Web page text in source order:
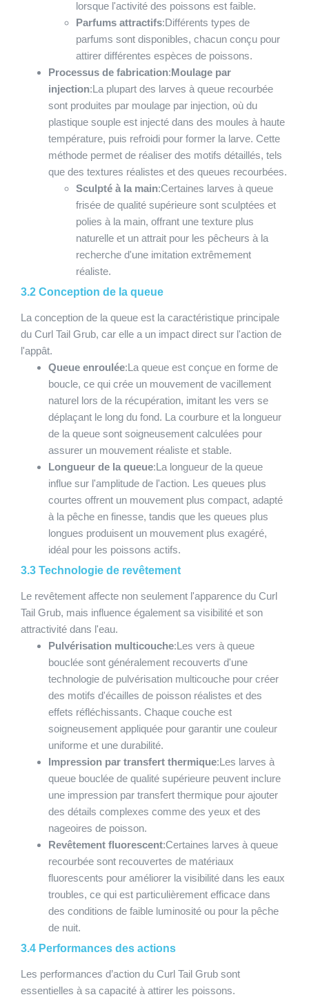
lorsque l'activité des poissons est faible.
Parfums attractifs:Différents types de
parfums sont disponibles, chacun conçu pour
attirer différentes espèces de poissons.
Processus de fabrication:Moulage par
injection:La plupart des larves à queue recourbée
sont produites par moulage par injection, où du
plastique souple est injecté dans des moules à haute
température, puis refroidi pour former la larve. Cette
méthode permet de réaliser des motifs détaillés, tels
que des textures réalistes et des queues recourbées.
Sculpté à la main:Certaines larves à queue
frisée de qualité supérieure sont sculptées et
polies à la main, offrant une texture plus
naturelle et un attrait pour les pêcheurs à la
recherche d'une imitation extrêmement
réaliste.
3.2 Conception de la queue
La conception de la queue est la caractéristique principale
du Curl Tail Grub, car elle a un impact direct sur l'action de
l'appât.
Queue enroulée:La queue est conçue en forme de
boucle, ce qui crée un mouvement de vacillement
naturel lors de la récupération, imitant les vers se
déplaçant le long du fond. La courbure et la longueur
de la queue sont soigneusement calculées pour
assurer un mouvement réaliste et stable.
Longueur de la queue:La longueur de la queue
influe sur l'amplitude de l'action. Les queues plus
courtes offrent un mouvement plus compact, adapté
à la pêche en finesse, tandis que les queues plus
longues produisent un mouvement plus exagéré,
idéal pour les poissons actifs.
3.3 Technologie de revêtement
Le revêtement affecte non seulement l'apparence du Curl
Tail Grub, mais influence également sa visibilité et son
attractivité dans l'eau.
Pulvérisation multicouche:Les vers à queue
bouclée sont généralement recouverts d'une
technologie de pulvérisation multicouche pour créer
des motifs d'écailles de poisson réalistes et des
effets réfléchissants. Chaque couche est
soigneusement appliquée pour garantir une couleur
uniforme et une durabilité.
Impression par transfert thermique:Les larves à
queue bouclée de qualité supérieure peuvent inclure
une impression par transfert thermique pour ajouter
des détails complexes comme des yeux et des
nageoires de poisson.
Revêtement fluorescent:Certaines larves à queue
recourbée sont recouvertes de matériaux
fluorescents pour améliorer la visibilité dans les eaux
troubles, ce qui est particulièrement efficace dans
des conditions de faible luminosité ou pour la pêche
de nuit.
3.4 Performances des actions
Les performances d’action du Curl Tail Grub sont
essentielles à sa capacité à attirer les poissons.